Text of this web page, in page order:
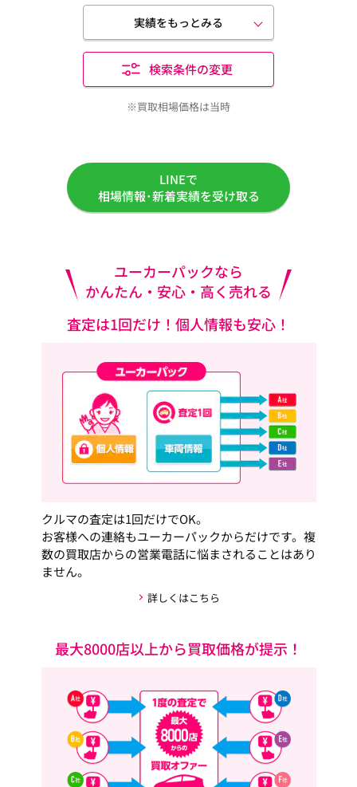
実績をもっとみる
検索条件の変更
※買取相場価格は当時
LINEで
相場情報･新着実績を受け取る
ユーカーパックなら
かんたん・安心・高く売れる
査定は1回だけ！個人情報も安心！
クルマの査定は1回だけでOK。
お客様への連絡もユーカーパックからだけです。複
数の買取店からの営業電話に悩まされることはあり
ません。
詳しくはこちら
最大8000店以上から買取価格が提示！